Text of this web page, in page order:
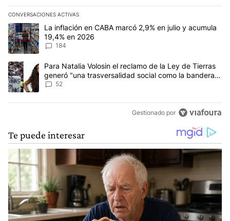
CONVERSACIONES ACTIVAS
Este listado muestra los artículos con más comentarios en los
Un artículo de tendencia con el título "La inflación en CABA
La inflación en CABA marcó 2,9% en julio y acumula
19,4% en 2026
184
Un artículo de tendencia con el título "Para Natalia Volosin el
Para Natalia Volosin el reclamo de la Ley de Tierras
generó "una trasversalidad social como la bandera
de Malvinas"
52
Gestionado por